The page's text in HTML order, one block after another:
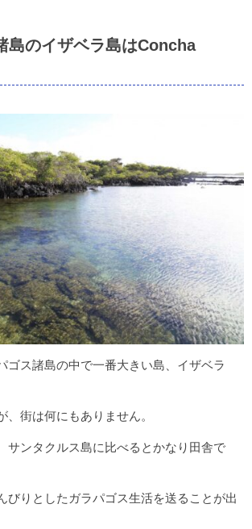
ミーノ・デ・サンティアゴ
島のイザベラ島はConcha
ゴス諸島の中で一番大きい島、イザベラ
、街は何にもありません。
サンタクルス島に比べるとかなり田舎で
びりとしたガラパゴス生活を送ることが出